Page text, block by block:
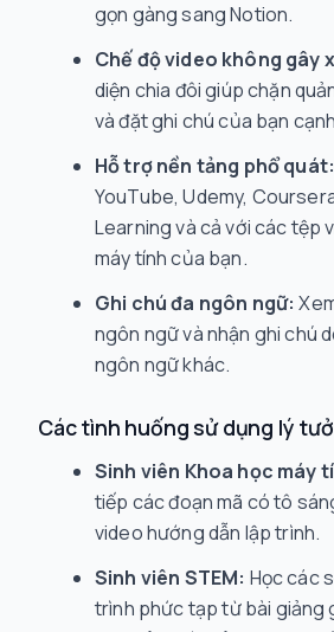
gọn gàng sang Notion.
Chế độ video không gây
diện chia đôi giúp chặn
và đặt ghi chú của bạn
Hỗ trợ nền tảng phổ quát:
YouTube, Udemy,
Learning và cả với các tệp
máy tính của bạn.
Ghi chú đa ngôn ngữ:
ngôn ngữ và nhận ghi chú
ngôn ngữ khác.
Các tình huống sử dụng lý
Sinh viên Khoa học máy
tiếp các đoạn mã có tô
video hướng dẫn lập trình.
Sinh viên STEM: Học các
trình phức tạp từ bài giảng